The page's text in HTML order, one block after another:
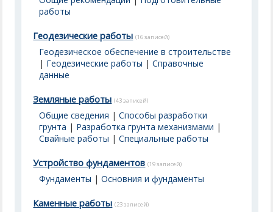
работы
Геодезические работы (16 записей)
Геодезическое обеспечение в строительстве
| Геодезические работы |Справочные
данные
Земляные работы (43 записей)
Общие сведения |Способы разработки
грунта | Разработка грунта механизмами |
Свайные работы |Специальные работы
Устройство фундаментов (19 записей)
Фундаменты |Основния и фундаменты
Каменные работы (23 записей)